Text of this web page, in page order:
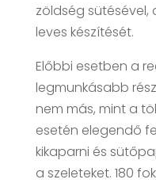
zöldség sütésével,
leves készítését.
Előbbi esetben a
legmunkásabb
nem más, mint a
esetén elegendő
kikaparni és
a szeleteket. 180